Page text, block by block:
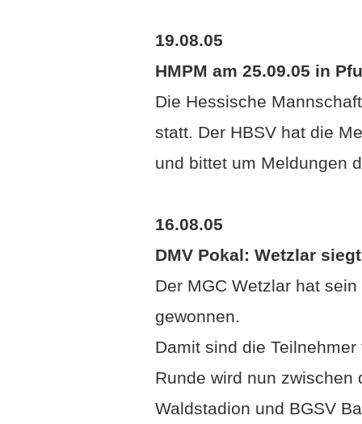
19.08.05
HMPM am 25.09.05 in
Die Hessische
statt. Der HBSV hat die
und bittet um Meldungen
16.08.05
DMV Pokal: Wetzlar
Der MGC Wetzlar hat
gewonnen.
Damit sind die
Runde wird nun zwischen
Waldstadion und BGSV